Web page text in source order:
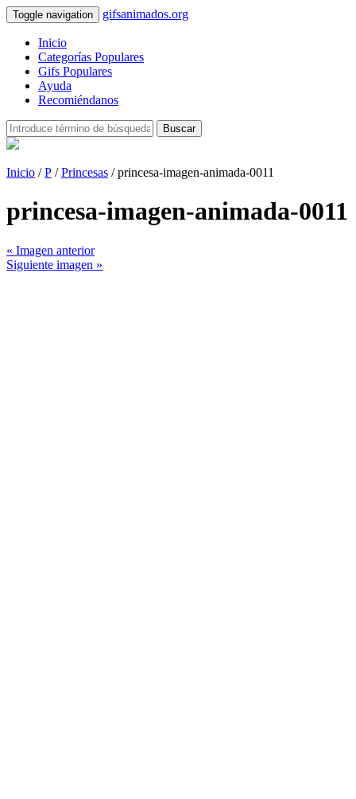
Toggle navigation gifsanimados.org
Inicio
Categorías Populares
Gifs Populares
Ayuda
Recomiéndanos
Buscar
Inicio /P /Princesas / princesa-imagen-animada-0011
princesa-imagen-animada-0011
« Imagen anterior
Siguiente imagen »